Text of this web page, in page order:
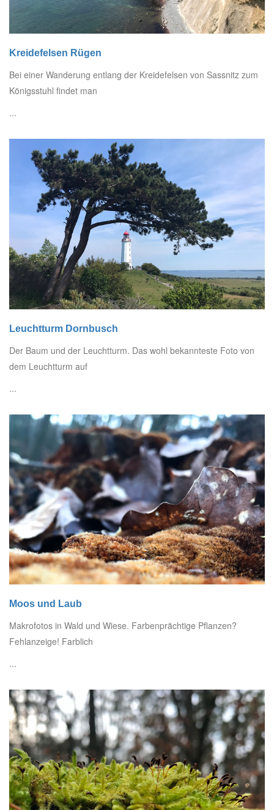
Kreidefelsen Rügen
Bei einer Wanderung entlang der Kreidefelsen von Sassnitz zum
Königsstuhl findet man
...
Leuchtturm Dornbusch
Der Baum und der Leuchtturm. Das wohl bekannteste Foto von
dem Leuchtturm auf
...
Moos und Laub
Makrofotos in Wald und Wiese. Farbenprächtige Pflanzen?
Fehlanzeige! Farblich
...